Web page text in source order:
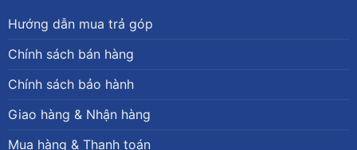
Hướng dẫn mua trả góp
Chính sách bán hàng
Chính sách bảo hành
Giao hàng & Nhận hàng
Mua hàng & Thanh toán